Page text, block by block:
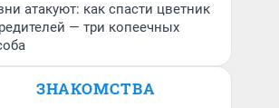
атакуют: как спасти цветник
— три копеечных
ЗНАКОМСТВА